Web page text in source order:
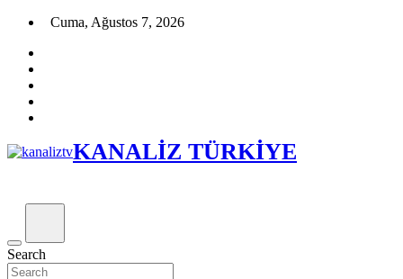
Skip to contentCuma, Ağustos 7, 2026
KANALİZ TÜRKİYE
Search